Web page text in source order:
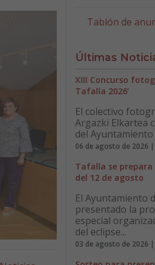
Tablón de
Últimas
XIII Concurso
Tafalla 2026’
El colectivo
Argazki Elkartea
del Ayuntamiento
06 de agosto de 2026
Tafalla se prepara
del 12 de agosto
El Ayuntamiento
presentado la
especial
del eclipse...
03 de agosto de 2026